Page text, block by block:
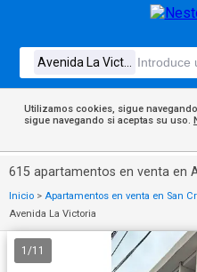
Utilizamos cookies, sigue
sigue navegando si aceptas su uso.
615 apartamentos en venta en
Inicio > Apartamentos en venta en San
Avenida La Victoria
1 /11